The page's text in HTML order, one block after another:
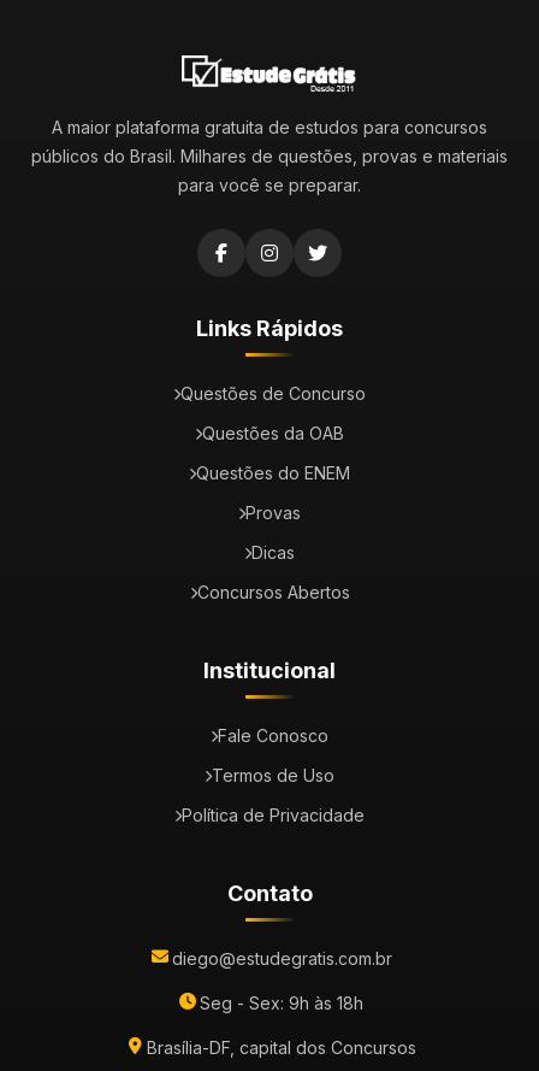
A maior plataforma gratuita de estudos para concursos
públicos do Brasil. Milhares de questões, provas e materiais
para você se preparar.
Links Rápidos
Questões de Concurso
Questões da OAB
Questões do ENEM
Provas
Dicas
Concursos Abertos
Institucional
Fale Conosco
Termos de Uso
Política de Privacidade
Contato
diego@estudegratis.com.br
Seg - Sex: 9h às 18h
Brasília-DF, capital dos Concursos